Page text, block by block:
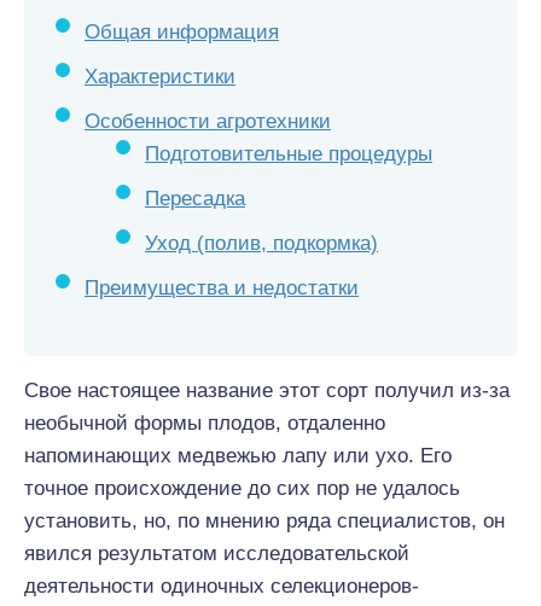
Общая информация
Характеристики
Особенности агротехники
Подготовительные процедуры
Пересадка
Уход (полив, подкормка)
Преимущества и недостатки
Свое настоящее название этот сорт получил из-за
необычной формы плодов, отдаленно
напоминающих медвежью лапу или ухо. Его
точное происхождение до сих пор не удалось
установить, но, по мнению ряда специалистов, он
явился результатом исследовательской
деятельности одиночных селекционеров-